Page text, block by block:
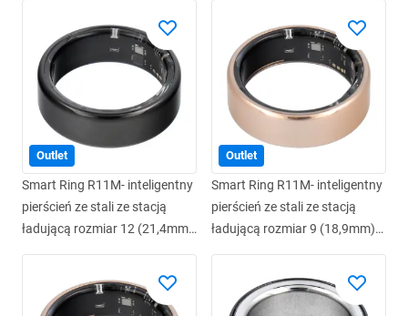
Outlet
Smart Ring R11M- inteligentny
pierścień ze stali ze stacją
ładującą rozmiar 12 (21,4mm)
Outlet
Smart Ring R11M- inteligentny
pierścień ze stali ze stacją
ładującą rozmiar 9 (18,9mm)